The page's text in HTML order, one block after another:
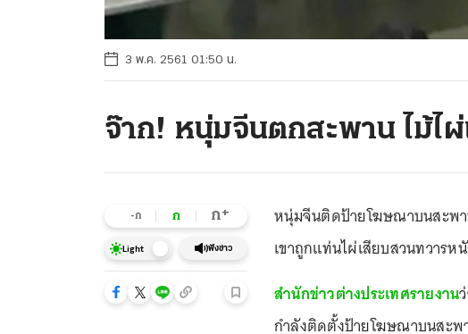
3 พ.ค. 2561 01:50 น.
จ๊าก! หนุ่มจีนตกสะพาน ไม้ไ
-ก ก ก+
Light ฟังข่าว
หนุ่มจีนติดป้ายโฆษณาบนสะพ
เขาถูกแท่นไผ่เสียบสวนทวาร
สำนักข่าวต่างประเทศรายงาน
กำลังติดตั้งป้ายโฆษณาบนสะพ